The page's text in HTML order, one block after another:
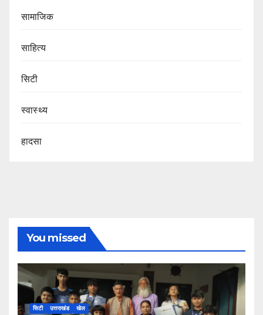
सामाजिक
साहित्य
सिटी
स्वास्थ्य
हादसा
You missed
सिटी उत्तराखंड खेल